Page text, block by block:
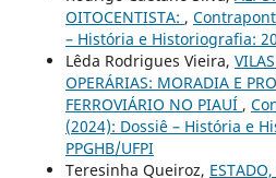
OITOCENTISTA: ,
– História e Historiografia:
Lêda Rodrigues Vieira,
OPERÁRIAS: MORADIA E
FERROVIÁRIO NO PIAUÍ ,
(2024): Dossiê – História e
PPGHB/UFPI
Teresinha Queiroz,